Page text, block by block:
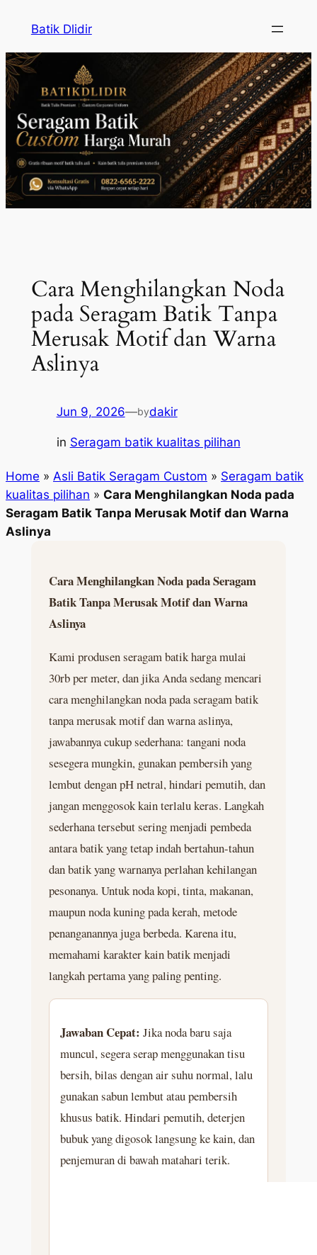
content
Batik Dlidir
Cara Menghilangkan Noda
pada Seragam Batik Tanpa
Merusak Motif dan Warna
Aslinya
Jun 9, 2026—bydakir
in Seragam batik kualitas pilihan
Home » Asli Batik Seragam Custom » Seragam batik
kualitas pilihan » Cara Menghilangkan Noda pada
Seragam Batik Tanpa Merusak Motif dan Warna
Aslinya
Cara Menghilangkan Noda pada Seragam
Batik Tanpa Merusak Motif dan Warna
Aslinya
Kami produsen seragam batik harga mulai
30rb per meter, dan jika Anda sedang mencari
cara menghilangkan noda pada seragam batik
tanpa merusak motif dan warna aslinya,
jawabannya cukup sederhana: tangani noda
sesegera mungkin, gunakan pembersih yang
lembut dengan pH netral, hindari pemutih, dan
jangan menggosok kain terlalu keras. Langkah
sederhana tersebut sering menjadi pembeda
antara batik yang tetap indah bertahun-tahun
dan batik yang warnanya perlahan kehilangan
pesonanya. Untuk noda kopi, tinta, makanan,
maupun noda kuning pada kerah, metode
penanganannya juga berbeda. Karena itu,
memahami karakter kain batik menjadi
langkah pertama yang paling penting.
Jawaban Cepat: Jika noda baru saja
muncul, segera serap menggunakan tisu
bersih, bilas dengan air suhu normal, lalu
gunakan sabun lembut atau pembersih
khusus batik. Hindari pemutih, deterjen
bubuk yang digosok langsung ke kain, dan
penjemuran di bawah matahari terik.